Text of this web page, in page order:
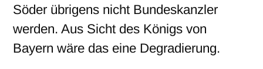
Söder übrigens nicht Bundeskanzler
werden. Aus Sicht des Königs von
Bayern wäre das eine Degradierung.